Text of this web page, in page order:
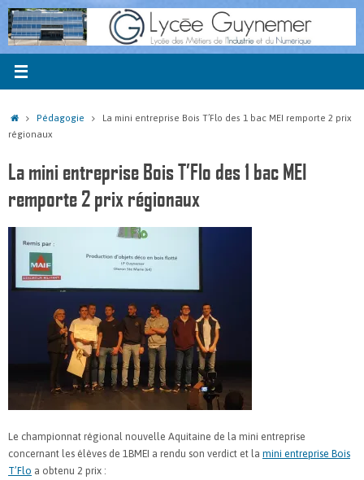
Passer
au
contenu
AccueilPédagogie
La mini entreprise Bois T’Flo des 1 bac MEI remporte 2 prix
régionaux
La mini entreprise Bois T’Flo des 1 bac MEI
remporte 2 prix régionaux
Le championnat régional nouvelle Aquitaine de la mini entreprise
concernant les élèves de 1BMEI a rendu son verdict et la mini entreprise Bois
T’Flo a obtenu 2 prix :